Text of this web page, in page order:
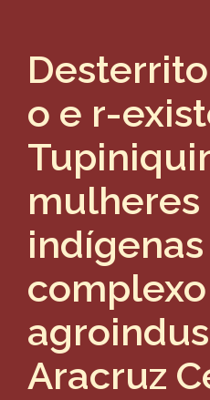
o e r-
mulheres
indígenas
complexo
Aracruz